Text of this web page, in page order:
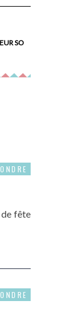
SO
de fête